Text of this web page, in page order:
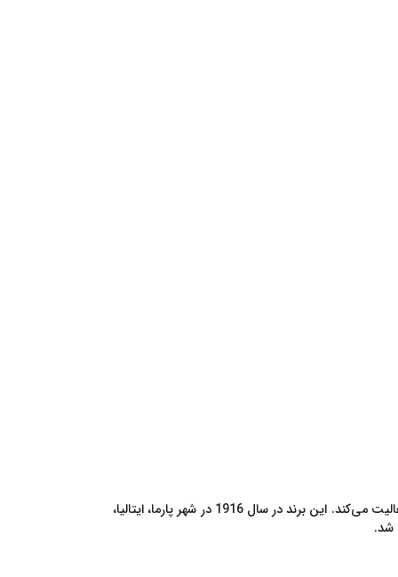
(Acqua di Parma) یک برند لوکس ایتالیایی است که در زمینه تولید عطر، ادکلن، و محصولات مراقبت از پوست و بدن فعالیت می‌کند. این برند در سال 1916 در شهر پارما، ایتالیا،